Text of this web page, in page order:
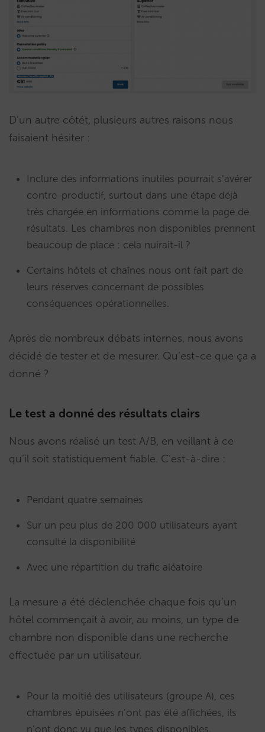
D’un autre côtét, plusieurs autres raisons nous
faisaient hésiter :
Inclure des informations inutiles pourrait s’avérer
contre-productif, surtout dans une étape déjà
très chargée en informations comme la page de
résultats. Les chambres non disponibles prennent
beaucoup de place : cela nuirait-il ?
Certains hôtels et chaînes nous ont fait part de
leurs réserves concernant de possibles
conséquences opérationnelles.
Après de nombreux débats internes, nous avons
décidé de tester et de mesurer. Qu’est-ce que ça a
donné ?
Le test a donné des résultats clairs
Nous avons réalisé un test A/B, en veillant à ce
qu’il soit statistiquement fiable. C’est-à-dire :
Pendant quatre semaines
Sur un peu plus de 200 000 utilisateurs ayant
consulté la disponibilité
Avec une répartition du trafic aléatoire
La mesure a été déclenchée chaque fois qu’un
hôtel commençait à avoir, au moins, un type de
chambre non disponible dans une recherche
effectuée par un utilisateur.
Pour la moitié des utilisateurs (groupe A), ces
chambres épuisées n’ont pas été affichées, ils
n’ont donc vu que les types disponibles.